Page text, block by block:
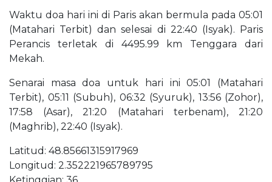
Waktu doa hari ini di Paris akan bermula pada 05:01
(Matahari Terbit) dan selesai di 22:40 (Isyak). Paris
Perancis terletak di 4495.99 km Tenggara dari
Mekah.
Senarai masa doa untuk hari ini 05:01 (Matahari
Terbit), 05:11 (Subuh), 06:32 (Syuruk), 13:56 (Zohor),
17:58 (Asar), 21:20 (Matahari terbenam), 21:20
(Maghrib), 22:40 (Isyak).
Latitud: 48.85661315917969
Longitud: 2.352221965789795